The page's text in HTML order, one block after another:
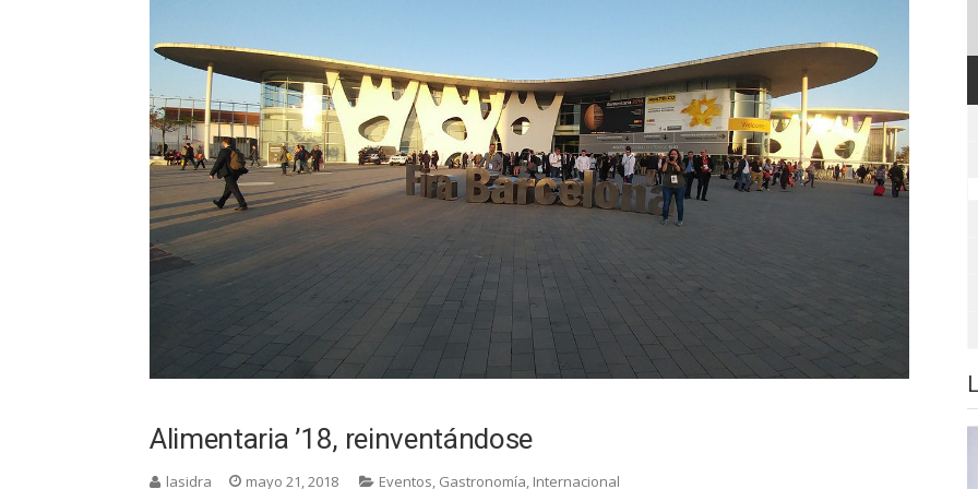
Alimentaria ’18, reinventándose
lasidra mayo 21, 2018 Eventos, Gastronomía, Internacional